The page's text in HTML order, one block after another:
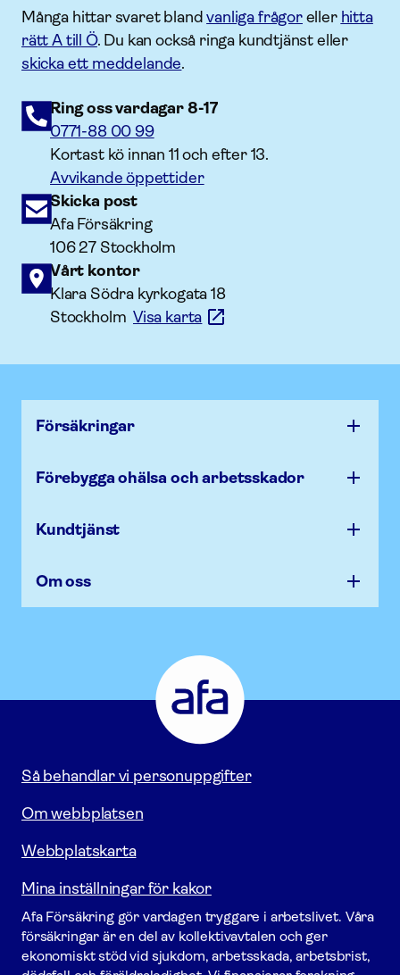
Många hittar svaret blandvanliga frågoreller hitta
rätt A till Ö. Du kan också ringa kundtjänst eller
skicka ett meddelande.
Ring oss vardagar 8-17
0771-88 00 99
Kortast kö innan 11 och efter 13.
Avvikande öppettider
Skicka post
Afa Försäkring
106 27 Stockholm
Vårt kontor
Klara Södra kyrkogata 18
StockholmVisa karta
Försäk­ringar
Förebygga ohälsa och arbets­skador
Kundtjänst
Om oss
Försäkring
Gå
till
startsidan
Så behandlar vi personuppgifter
Om webbplatsen
Webbplatskarta
Mina inställningar för kakor
Afa För­säkring gör vardagen tryggare i arbetslivet. Våra
försäk­ringar är en del av kollektivavtalen och ger
ekonomiskt stöd vid sjukdom, arbetsskada, arbetsbrist,